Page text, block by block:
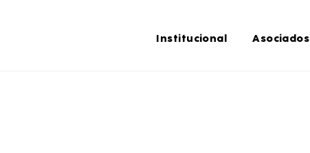
Institucional Asociados